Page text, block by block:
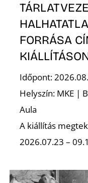
FORRÁSA
Időpont:
Helyszín: MKE |
Aula
A kiállítás
2026.07.23 –